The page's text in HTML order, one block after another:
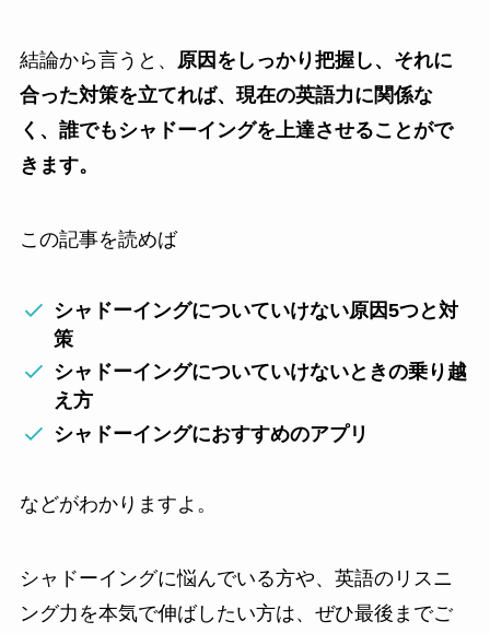
結論から言うと、 原因をしっかり把握し、それに
合った対策を立てれば、現在の英語力に関係な
く、誰でもシャドーイングを上達させることがで
きます。
この記事を読めば
シャドーイングについていけない原因5つと対
策
シャドーイングについていけないときの乗り越
え方
シャドーイングにおすすめのアプリ
などがわかりますよ。
シャドーイングに悩んでいる方や、英語のリスニ
ング力を本気で伸ばしたい方は、ぜひ最後までご